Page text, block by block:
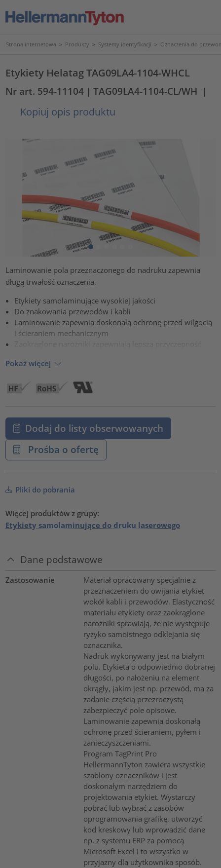
Strona internetowa > Produkty > Systemy identyfikacji > Oznaczenia do
Etykiety Helatag TAG09LA4-1104-WHCL
Nr art. 594-11104 | TAG09LA4-1104-CL/WH |
Kopiuj opis produktu
Laminowanie pola przeznaczonego do nadruku zapewnia
długą trwałość oznaczenia.
Etykiety samolaminujące wysokiej jakości
Do znakowania przewodów i kabli
Laminowanie zapewnia doskonałą ochronę przed wilgocią
i ścieraniem mechanicznym
Pokaż więcej
Dodaj do listy obserwowanych
Prośba o ofertę
Pliki do pobrania
Więcej produktów z grupy:
Etykiety samolaminujące do druku laserowego
Dane podstawowe
Zastosowanie
Materiał opracowany specjalnie z
przeznaczeniem do owijania etykiet
wokół kabli i przewodów. Elastyczność
materiału etykiety oraz zaokrąglone
narożniki sprawiają, że nie występuje
ryzyko samoistnego odklejania się
oznacznika.
Nadruk wykonywany jest na białym
polu. Etykieta o odpowiednio dobranej
długości, po nałożeniu na element
okrągły, jakim jest np. przewód, ma za
zadanie częścią przezroczystą
zabezpieczyć pole opisowe.
Laminowanie zapewnia doskonałą
ochronę przed ścieraniem, pyłem i
zanieczyszczeniami.
Program TagPrint Pro
HellermannTyton zawiera wszystkie
szablony oznaczników i jest
doskonałym narzędziem do
projektowania etykiet. Wystarczy
pobrać lub wybrać z zasobów
oprogramowania grafikę, utworzyć
kod kreskowy lub wprowadzić dane
np. z systemu ERP za pomocą
Microsoft Excel i to wszystko w
przyjazny dla użytkownika sposób.